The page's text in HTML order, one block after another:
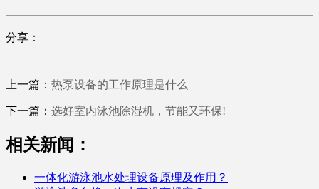
分享：
上一篇： 热泵设备的工作原理是什么
下一篇： 选好室内泳池除湿机，节能又环保!
相关新闻：
一体化游泳池水处理设备原理及作用？